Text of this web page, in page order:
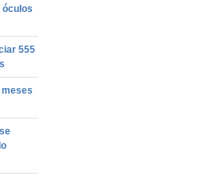
óculos
555
meses